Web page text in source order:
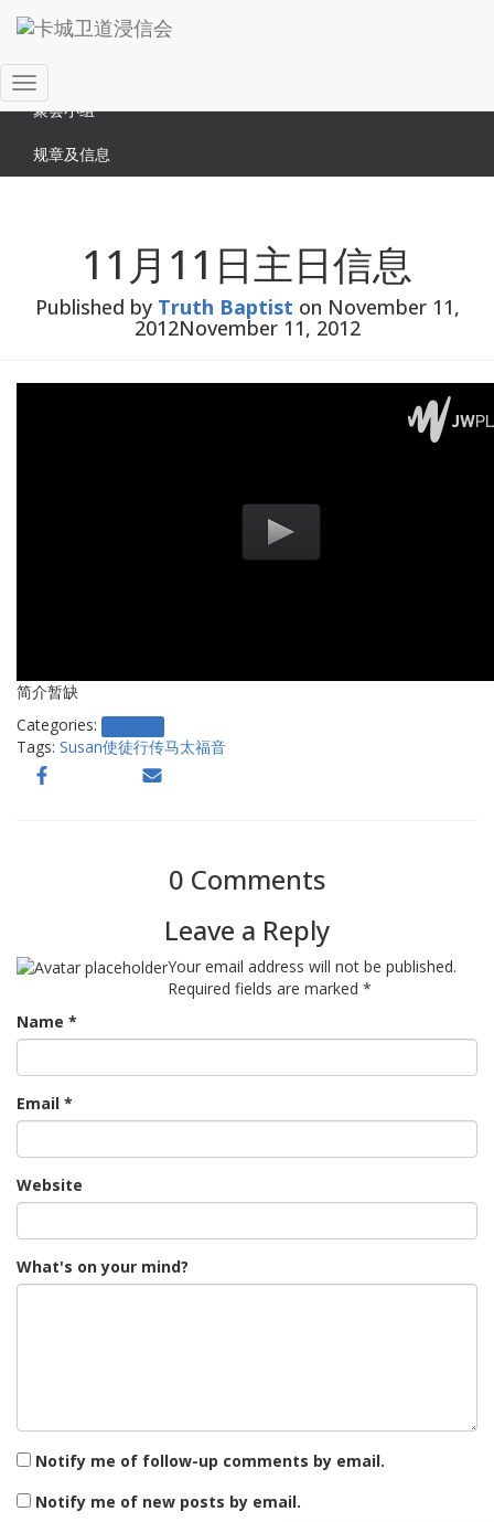
关于我们
時間安排
聚会小组
规章及信息
Toggle
Navigation
11月11日主日信息
Published by Truth Baptist on November 11,
2012November 11, 2012
简介暂缺
Categories:
Tags: Susan使徒行传马太福音
0 Comments
Leave a Reply
Your email address will not be published.
Required fields are marked *
Name *
Email *
Website
What's on your mind?
Notify me of follow-up comments by email.
Notify me of new posts by email.